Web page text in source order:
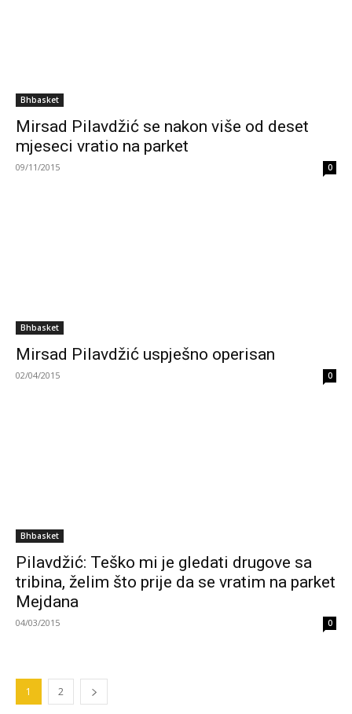
Bhbasket
Mirsad Pilavdžić se nakon više od deset
mjeseci vratio na parket
09/11/2015 0
Bhbasket
Mirsad Pilavdžić uspješno operisan
02/04/2015 0
Bhbasket
Pilavdžić: Teško mi je gledati drugove sa
tribina, želim što prije da se vratim na parket
Mejdana
04/03/2015 0
1 2